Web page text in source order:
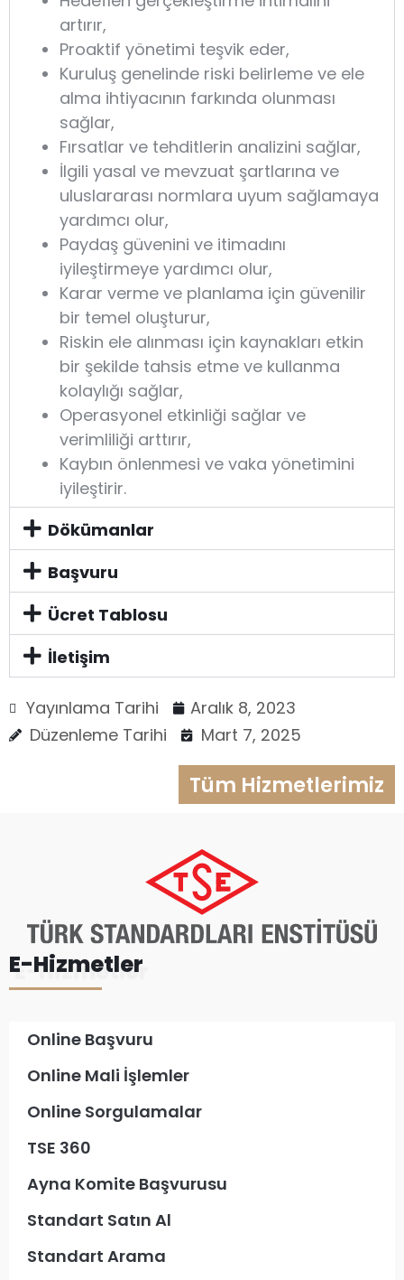
artırır,
Proaktif yönetimi teşvik eder,
Kuruluş genelinde riski belirleme ve ele
alma ihtiyacının farkında olunması
sağlar,
Fırsatlar ve tehditlerin analizini sağlar,
İlgili yasal ve mevzuat şartlarına ve
uluslararası normlara uyum sağlamaya
yardımcı olur,
Paydaş güvenini ve itimadını
iyileştirmeye yardımcı olur,
Karar verme ve planlama için güvenilir
bir temel oluşturur,
Riskin ele alınması için kaynakları etkin
bir şekilde tahsis etme ve kullanma
kolaylığı sağlar,
Operasyonel etkinliği sağlar ve
verimliliği arttırır,
Kaybın önlenmesi ve vaka yönetimini
iyileştirir.
Dökümanlar
Başvuru
Ücret Tablosu
İletişim
Yayınlama Tarihi
Aralık 8, 2023
Düzenleme Tarihi
Mart 7, 2025
Tüm Hizmetlerimiz
E-Hizmetler
Online Başvuru
Online Mali İşlemler
Online Sorgulamalar
TSE 360
Ayna Komite Başvurusu
Standart Satın Al
Standart Arama